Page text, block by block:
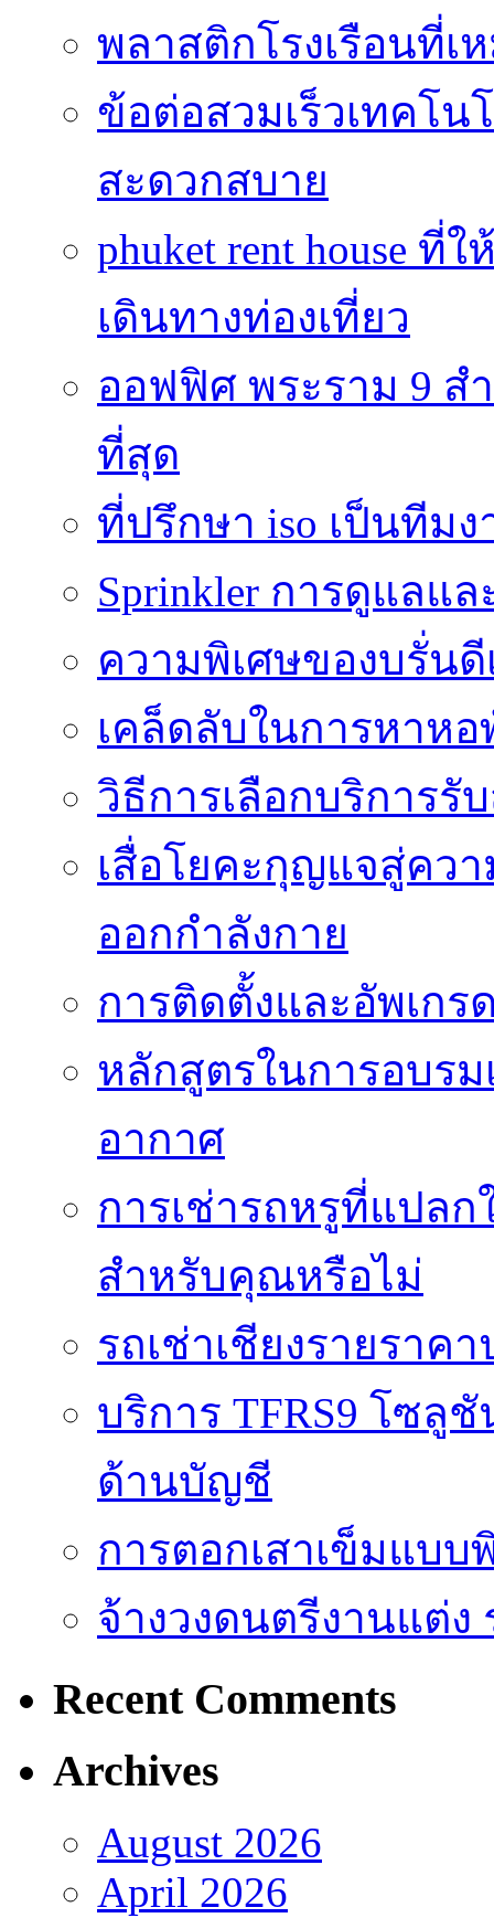
พลาสติกโรงเรือนที่เ
ข้อต่อสวมเร็วเทคโน
สะดวกสบาย
phuket rent house
เดินทางท่องเที่ยว
ออฟฟิศ พระราม 9 ส
ที่สุด
ที่ปรึกษา iso เป็นทีม
Sprinkler การดูแลแ
ความพิเศษของบรั่นดี
เคล็ดลับในการหาหอ
วิธีการเลือกบริการรั
เสื่อโยคะกุญแจสู่คว
ออกกำลังกาย
การติดตั้งและอัพเกรด
หลักสูตรในการอบร
อากาศ
การเช่ารถหรูที่แปลก
สำหรับคุณหรือไม่
รถเช่าเชียงรายราค
บริการ TFRS9 โซลู
ด้านบัญชี
การตอกเสาเข็มแบบ
จ้างวงดนตรีงานแต่ง
Recent Comments
Archives
August 2026
April 2026